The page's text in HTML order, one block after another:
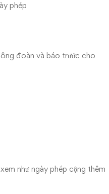
phép
đoàn và báo trước cho
như ngày phép cộng thêm